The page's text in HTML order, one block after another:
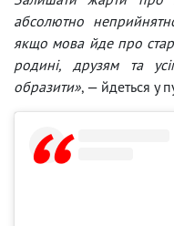
абсолютно
якщо мова йде про
родині, друзям та
образити», — йдеться у